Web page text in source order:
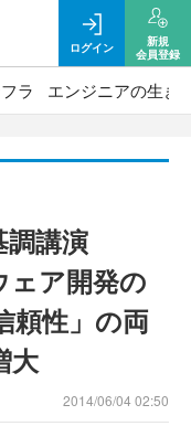
ログイン
新規
会員登録
ラ エンジニアの生き
調講演
ェア開発の
頼性」の両
大
2014/06/04 02:50